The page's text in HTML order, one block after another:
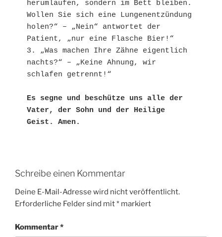
herumlaufen, sondern im Bett bleiben.
Wollen Sie sich eine Lungenentzündung
holen?“ – „Nein“ antwortet der
Patient, „nur eine Flasche Bier!“
3. „Was machen Ihre Zähne eigentlich
nachts?“ – „Keine Ahnung, wir
schlafen getrennt!“
Es segne und beschütze uns alle der
Vater, der Sohn und der Heilige
Geist. Amen.
Schreibe einen Kommentar
Deine E-Mail-Adresse wird nicht veröffentlicht.
Erforderliche Felder sind mit* markiert
Kommentar*